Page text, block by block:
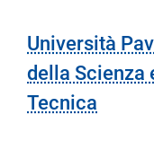
Università
della Scienza
Tecnica